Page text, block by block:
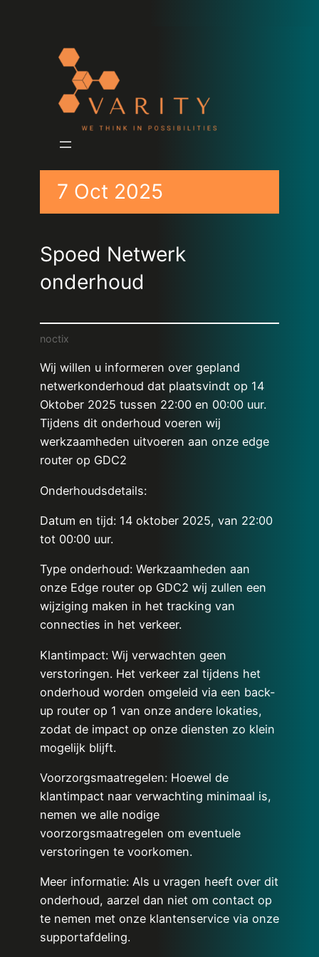
7 Oct 2025
Spoed Netwerk
onderhoud
noctix
Wij willen u informeren over gepland
netwerkonderhoud dat plaatsvindt op 14
Oktober 2025 tussen 22:00 en 00:00 uur.
Tijdens dit onderhoud voeren wij
werkzaamheden uitvoeren aan onze edge
router op GDC2
Onderhoudsdetails:
Datum en tijd: 14 oktober 2025, van 22:00
tot 00:00 uur.
Type onderhoud: Werkzaamheden aan
onze Edge router op GDC2 wij zullen een
wijziging maken in het tracking van
connecties in het verkeer.
Klantimpact: Wij verwachten geen
verstoringen. Het verkeer zal tijdens het
onderhoud worden omgeleid via een back-
up router op 1 van onze andere lokaties,
zodat de impact op onze diensten zo klein
mogelijk blijft.
Voorzorgsmaatregelen: Hoewel de
klantimpact naar verwachting minimaal is,
nemen we alle nodige
voorzorgsmaatregelen om eventuele
verstoringen te voorkomen.
Meer informatie: Als u vragen heeft over dit
onderhoud, aarzel dan niet om contact op
te nemen met onze klantenservice via onze
supportafdeling.